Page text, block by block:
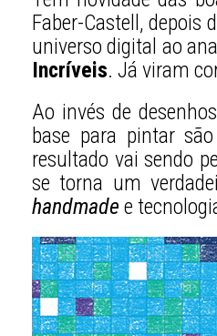
Faber-Castell, depois
universo digital ao
Incríveis. Já viram
Ao invés de
base para pintar
resultado vai sendo
se torna um
handmade e